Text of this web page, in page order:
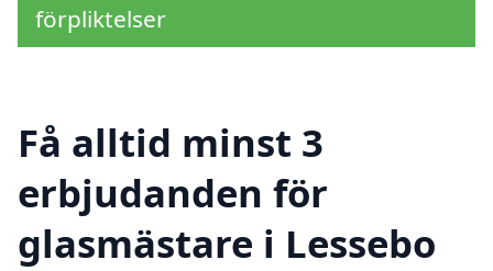
förpliktelser
Få alltid minst 3
erbjudanden för
glasmästare i Lessebo